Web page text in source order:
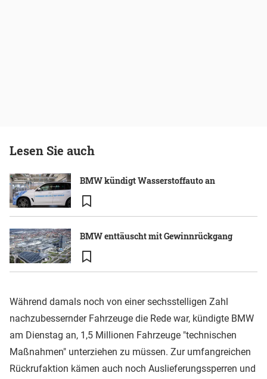
Lesen Sie auch
BMW kündigt Wasserstoffauto an
BMW enttäuscht mit Gewinnrückgang
Während damals noch von einer sechsstelligen Zahl
nachzubessernder Fahrzeuge die Rede war, kündigte BMW
am Dienstag an, 1,5 Millionen Fahrzeuge "technischen
Maßnahmen" unterziehen zu müssen. Zur umfangreichen
Rückrufaktion kämen auch noch Auslieferungssperren und